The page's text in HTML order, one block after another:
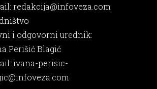
redakcija@infoveza.com
i odgovorni urednik:
Perišić Blagić
ivana-perisic-